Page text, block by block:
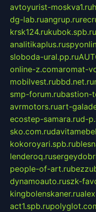
avtoyurist-moskva1.ru
dg-lab.ruangrup.ru
krsk124.rukubok.spb.ru
analitikaplus.ru
sloboda-ural.pp.ru
online-z.comaromat-
mobilvest.rubbd.net.ru
smp-forum.rubastion-
avrmotors.ruart-
ecostep-samara.rud-
sko.com.ru
kokoroyari.spb.ru
lenderoq.ru
people-of-art.ru
dynamoauto.ruszk-
kingbolenskaner.ru
act1.spb.ru